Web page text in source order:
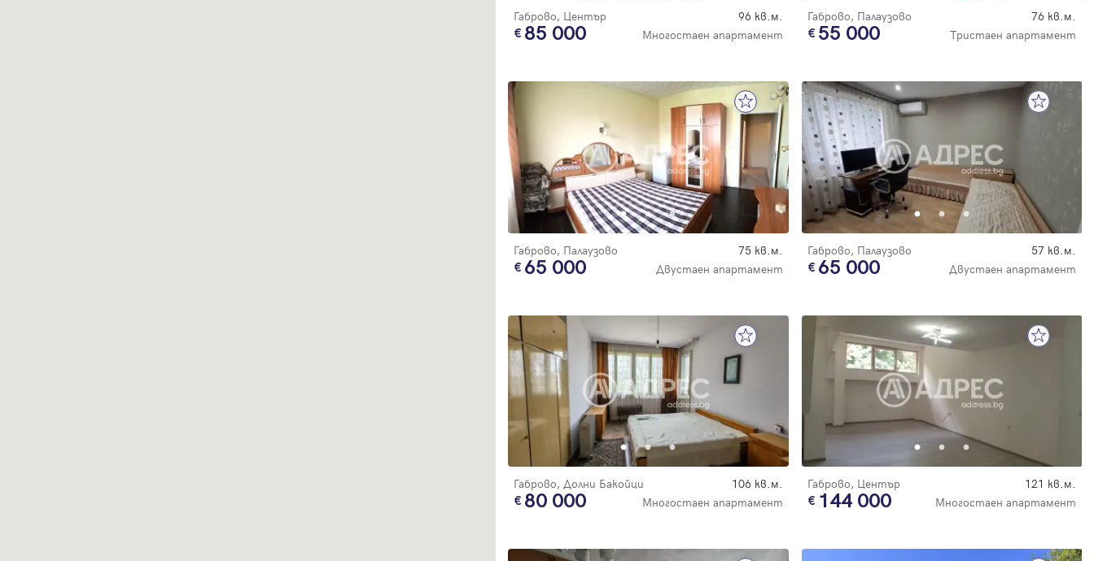
Габрово, Център 96 кв.м.
85 000 Многостаен апартамент
Габрово, Палаузово 76 кв.м.
55 000 Тристаен апартамент
Габрово, Палаузово 75 кв.м.
65 000 Двустаен апартамент
Габрово, Палаузово 57 кв.м.
65 000 Двустаен апартамент
Габрово, Долни Бакойци 106 кв.м.
80 000 Многостаен апартамент
Габрово, Център 121 кв.м.
144 000 Многостаен апартамент